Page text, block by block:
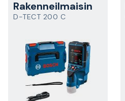
Rakenneilmaisin
D-TECT 200 C